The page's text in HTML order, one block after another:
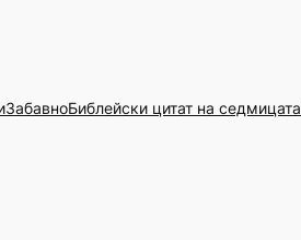
ЗабавноБиблейски цитат на седмицата